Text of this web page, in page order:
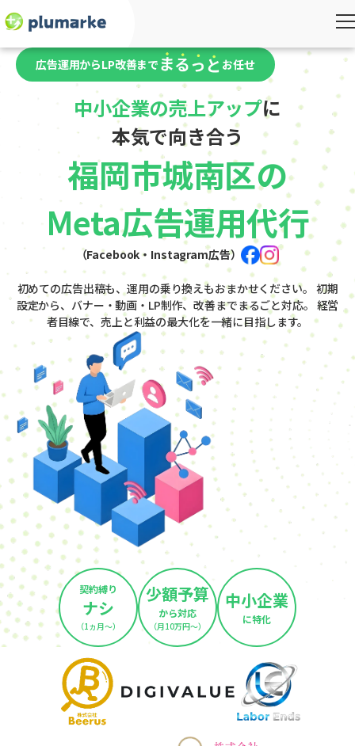
広告運用からLP改善まで お任せ
中小企業の売上アップに
本気で向き合う
福岡市城南区の
Meta広告運用代行
（Facebook・Instagram広告）
初めての広告出稿も、運用の乗り換えもおまかせください。 初期
設定から、バナー・動画・LP制作、改善までまるごと対応。 経営
者目線で、売上と利益の最大化を一緒に目指します。
契約縛り
ナシ
（1ヵ月～）
少額予算
から対応
（月10万円～）
中小企業
に特化